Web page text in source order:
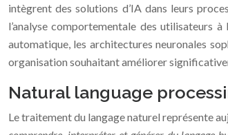
intègrent des solutions d’IA dans leurs
l’analyse comportementale des utilisateurs
automatique, les architectures neuronales
organisation souhaitant améliorer
Natural language
Le traitement du langage naturel représente